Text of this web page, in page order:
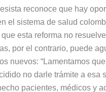
reconoce que hay
el sistema de salud
esta reforma no
por el contrario, puede
nuevos: “Lamentamos
no darle trámite a esa
pacientes, médicos y